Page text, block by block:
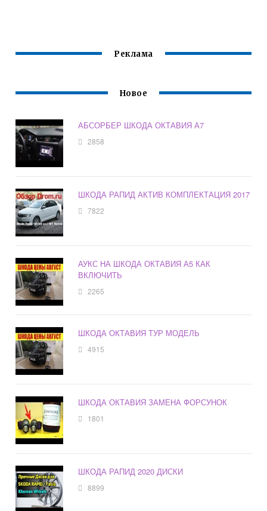
Реклама
Новое
АБСОРБЕР ШКОДА ОКТАВИЯ А7
2858
ШКОДА РАПИД АКТИВ КОМПЛЕКТАЦИЯ 2017
7822
АУКС НА ШКОДА ОКТАВИЯ А5 КАК
ВКЛЮЧИТЬ
2265
ШКОДА ОКТАВИЯ ТУР МОДЕЛЬ
4915
ШКОДА ОКТАВИЯ ЗАМЕНА ФОРСУНОК
1801
ШКОДА РАПИД 2020 ДИСКИ
8899